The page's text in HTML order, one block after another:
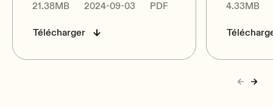
21.38MB 2024-09-03 PDF
Télécharger
4.33MB